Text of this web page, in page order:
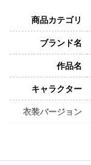
商品カテゴリ
ブランド名
作品名
キャラクター
衣装バージョン